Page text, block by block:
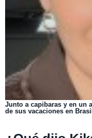
Junto a capibaras y en un
de sus vacaciones en